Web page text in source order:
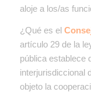
aloje a los/as
¿Qué es el
artículo 29 de la
pública establece
interjurisdiccional
objeto la